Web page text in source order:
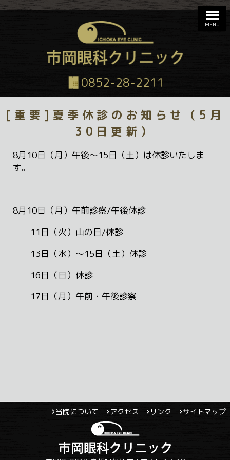
MENU
0852-28-2211
[重要]夏季休診のお知らせ（5月
30日更新）
8月10日（月）午後～15日（土）は休診いたしま
す。
8月10日（月）午前診察/午後休診
11日（火）山の日/休診
13日（水）～15日（土）休診
16日（日）休診
17日（月）午前・午後診察
当院について アクセス リンク サイトマップ